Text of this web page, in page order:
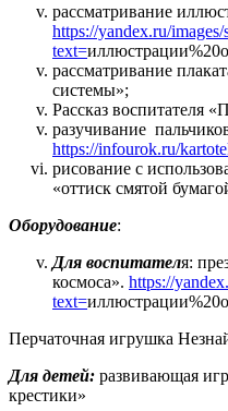
рассматривание
https://yandex.ru/images/
text=
рассматривание
системы»;
Рассказ воспитателя
разучивание
https://infourok.ru/
рисование с
«оттиск смятой
Оборудование:
Для воспитателя:
космоса». https://
text=
Перчаточная игрушка
Для детей: развивающая
крестики»